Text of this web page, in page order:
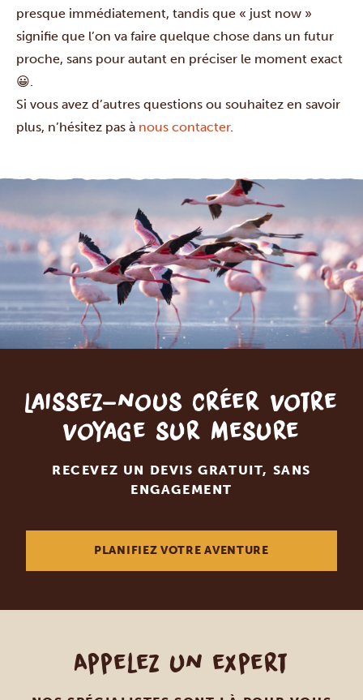
presque immédiatement, tandis que « just now »
signifie que l’on va faire quelque chose dans un futur
proche, sans pour autant en préciser le moment exact
😀.
Si vous avez d’autres questions ou souhaitez en savoir
plus, n’hésitez pas à nous contacter.
Laissez-nous créer votre
voyage sur mesure
RECEVEZ UN DEVIS GRATUIT, SANS
ENGAGEMENT
PLANIFIEZ VOTRE AVENTURE
Appelez un expert